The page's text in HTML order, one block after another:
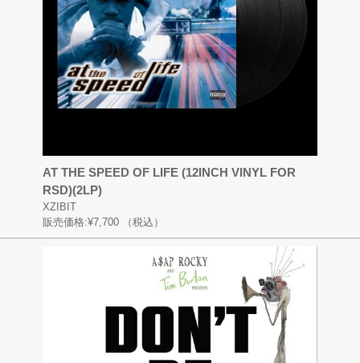
AT THE SPEED OF LIFE (12INCH VINYL FOR
RSD)(2LP)
XZIBIT
販売価格:¥7,700 （税込）